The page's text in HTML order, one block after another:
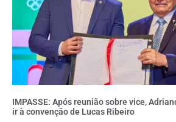
IMPASSE: Após reunião sobre vice,
ir à convenção de Lucas Ribeiro